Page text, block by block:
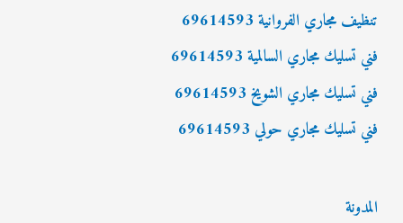
تنظيف مجاري الفروانية 69614593
فني تسليك مجاري السالمية 69614593
فني تسليك مجاري الشويخ 69614593
فني تسليك مجاري حولي 69614593
المدونة